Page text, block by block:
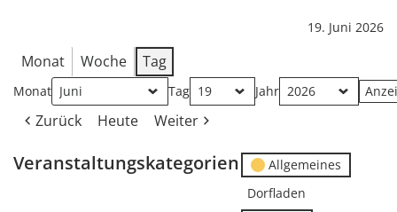
19. Juni 2026
Monat Woche Tag
Monat Tag Jahr
Zurück Heute Weiter
Veranstaltungskategorien
Allgemeines
Dorfladen